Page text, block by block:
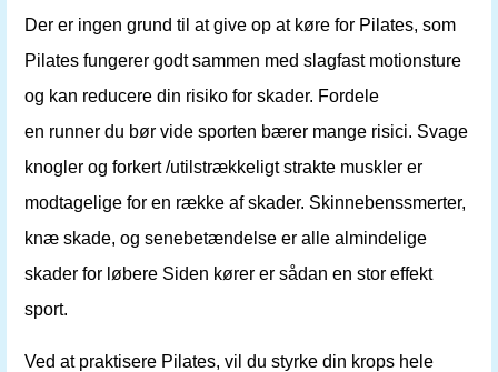
Der er ingen grund til at give op at køre for Pilates, som
Pilates fungerer godt sammen med slagfast motionsture
og kan reducere din risiko for skader. Fordele
en runner du bør vide sporten bærer mange risici. Svage
knogler og forkert /utilstrækkeligt strakte muskler er
modtagelige for en række af skader. Skinnebenssmerter,
knæ skade, og senebetændelse er alle almindelige
skader for løbere Siden kører er sådan en stor effekt
sport.
Ved at praktisere Pilates, vil du styrke din krops hele